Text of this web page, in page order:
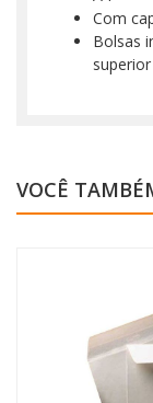
Com
Bolsas
superior
VOCÊ